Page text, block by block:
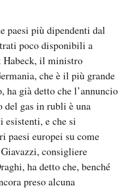
paesi più dipendenti dal
poco disponibili a
Habeck, il ministro
che è il più grande
ha già detto che l’annuncio
del gas in rubli è una
e che si
paesi europei su come
consigliere
ha detto che, benché
preso alcuna